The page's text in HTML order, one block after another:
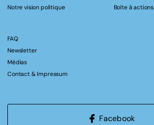
Notre vision politique
Boîte à actions
FAQ
Newsletter
Médias
Contact & Impressum
Facebook